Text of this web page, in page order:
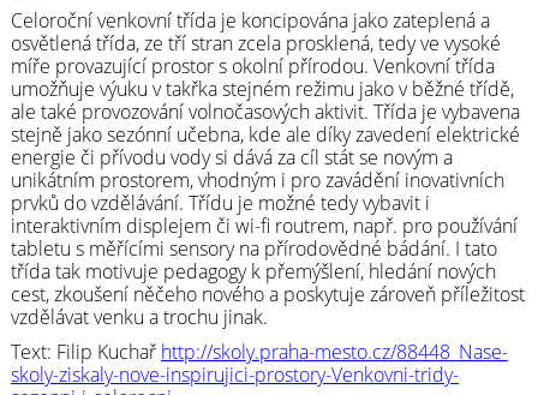
Celoroční venkovní třída je koncipována jako zateplená a
osvětlená třída, ze tří stran zcela prosklená, tedy ve vysoké
míře provazující prostor s okolní přírodou. Venkovní třída
umožňuje výuku v takřka stejném režimu jako v běžné třídě,
ale také provozování volnočasových aktivit. Třída je vybavena
stejně jako sezónní učebna, kde ale díky zavedení elektrické
energie či přívodu vody si dává za cíl stát se novým a
unikátním prostorem, vhodným i pro zavádění inovativních
prvků do vzdělávání. Třídu je možné tedy vybavit i
interaktivním displejem či wi-fi routrem, např. pro používání
tabletu s měřícími sensory na přírodovědné bádání. I tato
třída tak motivuje pedagogy k přemýšlení, hledání nových
cest, zkoušení něčeho nového a poskytuje zároveň příležitost
vzdělávat venku a trochu jinak.
Text: Filip Kuchař http://skoly.praha-mesto.cz/88448_Nase-
skoly-ziskaly-nove-inspirujici-prostory-Venkovni-tridy-